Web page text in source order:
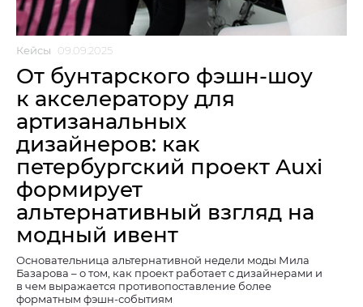
Кейсы 09.09.2025
От бунтарского фэшн-шоу
к акселератору для
артизанальных
дизайнеров: как
петербургский проект Auxi
формирует
альтернативный взгляд на
модный ивент
Основательница альтернативной недели моды Мила
Базарова – о том, как проект работает с дизайнерами и
в чем выражается противопоставление более
форматным фэшн-событиям